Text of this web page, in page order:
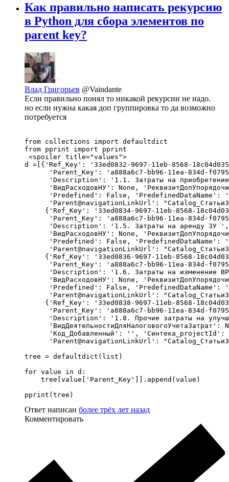
Как правильно написать рекурсию
в Python для сбора элементов по
parent key?
Влад Григорьев @Vaindante
Если правильно понял то никакой рекурсии не надо.
но если нужна какая доп группировка то да возможно
потребуется
from collections import defaultdict
from pprint import pprint
<spoiler title="values">
d =[{'Ref_Key': '33ed0832-9697-11eb-8568-
'Parent_Key': 'a888a6c7-bb96-11ea-834d-
'Description': '1.1. Затраты на
'ВидРасходовНУ': None,
'Predefined': False, 'PredefinedDataName':
'Parent@navigationLinkUrl':
{'Ref_Key': '33ed0834-9697-11eb-8568-
'Parent_Key': 'a888a6c7-bb96-11ea-834d-
'Description': '1.5. Затраты на аренду ЗУ
'ВидРасходовНУ': None,
'Predefined': False, 'PredefinedDataName':
'Parent@navigationLinkUrl':
{'Ref_Key': '33ed0836-9697-11eb-8568-
'Parent_Key': 'a888a6c7-bb96-11ea-834d-
'Description': '1.6. Затраты на изменение
'ВидРасходовНУ': None,
'Predefined': False, 'PredefinedDataName':
'Parent@navigationLinkUrl':
{'Ref_Key': '33ed0838-9697-11eb-8568-
'Parent_Key': 'a888a6c7-bb96-11ea-834d-
'Description': '1.8. Прочие затраты на
'ВидДеятельностиДляНалоговогоУчетаЗатрат':
'Код_Добавленный': '',
'Parent@navigationLinkUrl':
tree = defaultdict(list)
for value in d:
    tree[value['Parent_Key']].append(value)
pprint(tree)
Ответ написан более трёх лет назад
Комментировать